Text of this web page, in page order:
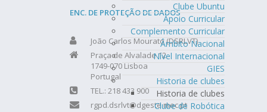
Clube Ubuntu
Apoio Curricular
Complemento Curricular
Âmbito Nacional
Nível Internacional
GIES
Historia de clubes
Historia de clubes
Clube de Robótica
ENC. DE PROTEÇÃO DE DADOS
João Carlos Mourato (DSRLVT)
Praça de Alvalade 12
1749-070 Lisboa
Portugal
TEL.: 218 433 900
rgpd.dsrlvt@dgeste.mec.pt